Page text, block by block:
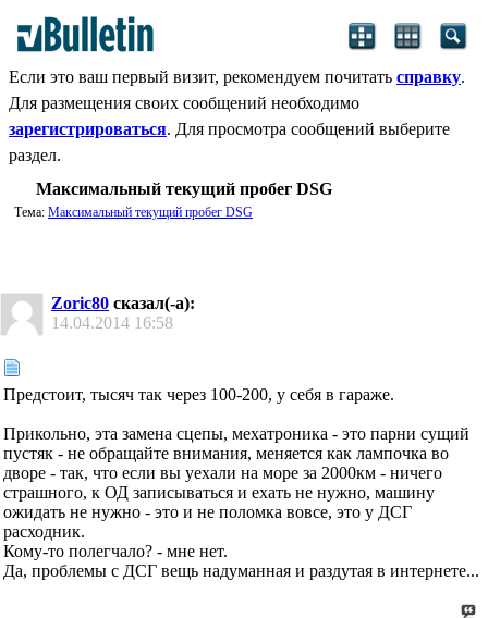
Если это ваш первый визит, рекомендуем почитать справку.
Для размещения своих сообщений необходимо
зарегистрироваться. Для просмотра сообщений выберите
раздел.
Максимальный текущий пробег DSG
Тема: Максимальный текущий пробег DSG
Zoric80 сказал(-а):
14.04.2014 16:58
Предстоит, тысяч так через 100-200, у себя в гараже.
Прикольно, эта замена сцепы, мехатроника - это парни сущий
пустяк - не обращайте внимания, меняется как лампочка во
дворе - так, что если вы уехали на море за 2000км - ничего
страшного, к ОД записываться и ехать не нужно, машину
ожидать не нужно - это и не поломка вовсе, это у ДСГ
расходник.
Кому-то полегчало? - мне нет.
Да, проблемы с ДСГ вещь надуманная и раздутая в интернете...